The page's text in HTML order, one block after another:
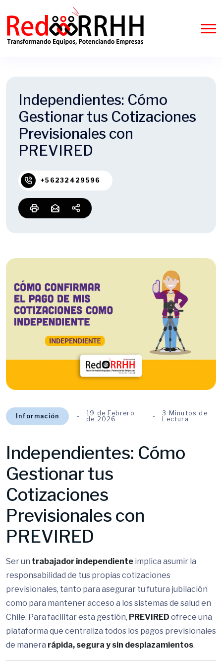
Independientes: Cómo
Gestionar tus Cotizaciones
Previsionales con
PREVIRED
+56232429596
Información
19 de Febrero
de 2026
3 Minutos de
Lectura
Independientes: Cómo
Gestionar tus
Cotizaciones
Previsionales con
PREVIRED
Ser un trabajador independiente implica asumir la
responsabilidad de tus propias cotizaciones
previsionales, tanto para asegurar tu futura jubilación
como para mantener acceso a los sistemas de salud en
Chile. Para facilitar esta gestión, PREVIRED ofrece una
plataforma que centraliza todos los pagos previsionales
de manera rápida, segura y sin desplazamientos.